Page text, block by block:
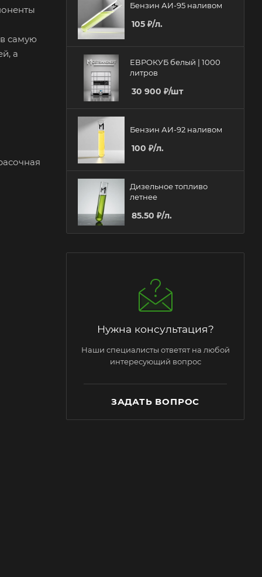
самую
а
Бензин АИ-95 наливом
105 ₽/л.
ЕВРОКУБ белый | 1000
литров
30 900 ₽/шт
Бензин АИ-92 наливом
100 ₽/л.
Дизельное топливо
летнее
85.50 ₽/л.
Нужна консультация?
Наши специалисты ответят на любой
интересующий вопрос
ЗАДАТЬ ВОПРОС